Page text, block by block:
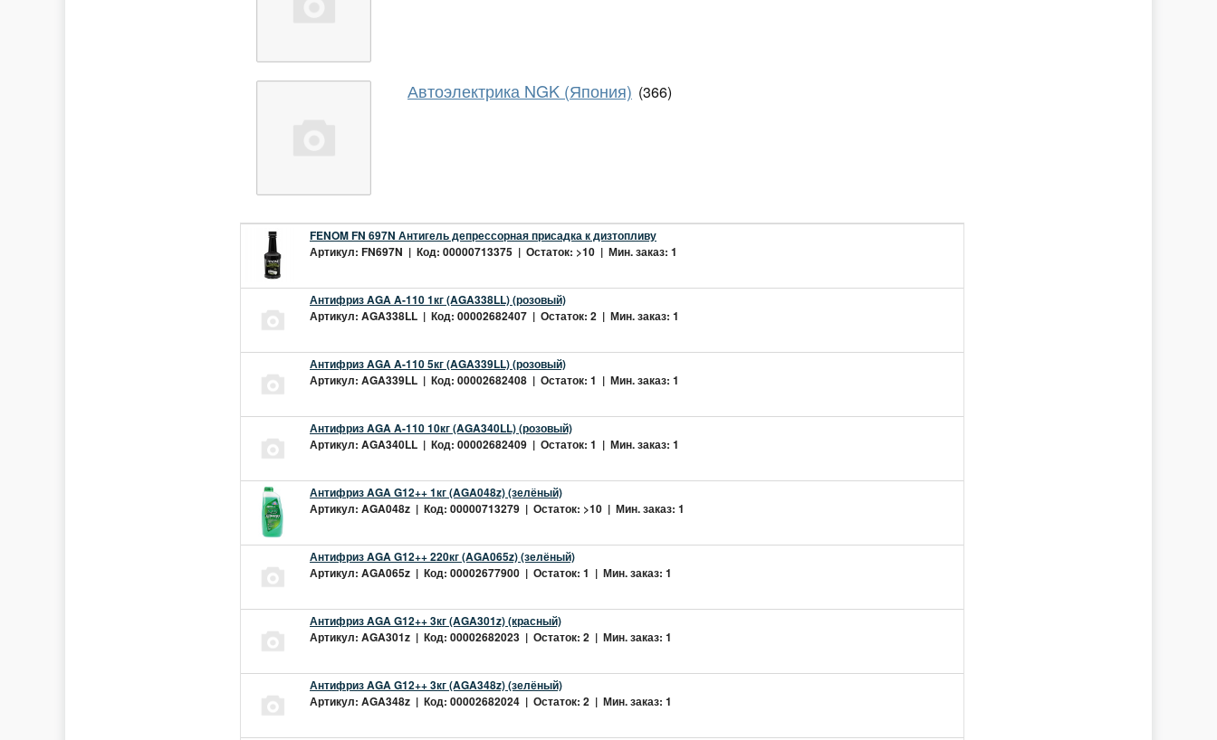
Автоэлектрика NGK (Япония) (366)
FENOM FN 697N Антигель депрессорная присадка к дизтопливу
Артикул: FN697N | Код: 00000713375 | Остаток: >10 | Мин. заказ: 1
Антифриз AGA A-110 1кг (AGA338LL) (розовый)
Артикул: AGA338LL | Код: 00002682407 | Остаток: 2 | Мин. заказ: 1
Антифриз AGA A-110 5кг (AGA339LL) (розовый)
Артикул: AGA339LL | Код: 00002682408 | Остаток: 1 | Мин. заказ: 1
Антифриз AGA A-110 10кг (AGA340LL) (розовый)
Артикул: AGA340LL | Код: 00002682409 | Остаток: 1 | Мин. заказ: 1
Антифриз AGA G12++ 1кг (AGA048z) (зелёный)
Артикул: AGA048z | Код: 00000713279 | Остаток: >10 | Мин. заказ: 1
Антифриз AGA G12++ 220кг (AGA065z) (зелёный)
Артикул: AGA065z | Код: 00002677900 | Остаток: 1 | Мин. заказ: 1
Антифриз AGA G12++ 3кг (AGA301z) (красный)
Артикул: AGA301z | Код: 00002682023 | Остаток: 2 | Мин. заказ: 1
Антифриз AGA G12++ 3кг (AGA348z) (зелёный)
Артикул: AGA348z | Код: 00002682024 | Остаток: 2 | Мин. заказ: 1